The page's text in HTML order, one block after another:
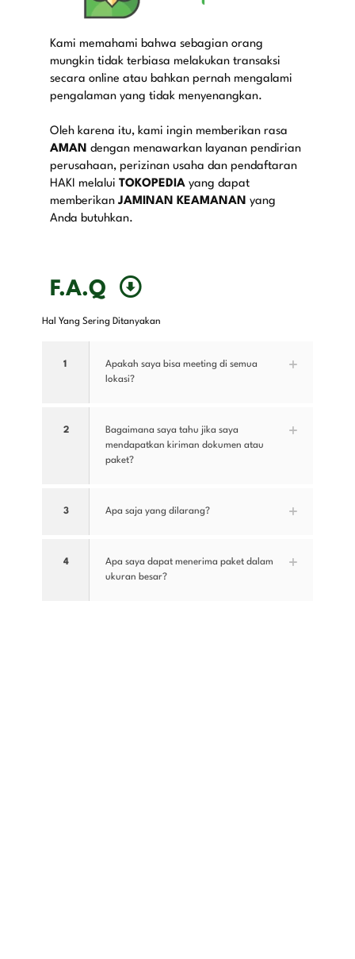
Kami memahami bahwa sebagian orang
mungkin tidak terbiasa melakukan transaksi
secara online atau bahkan pernah mengalami
pengalaman yang tidak menyenangkan.
Oleh karena itu, kami ingin memberikan rasa
AMAN dengan menawarkan layanan pendirian
perusahaan, perizinan usaha dan pendaftaran
HAKI melalui TOKOPEDIA yang dapat
memberikan JAMINAN KEAMANAN yang
Anda butuhkan.
F.A.Q
Hal Yang Sering Ditanyakan
1
Apakah saya bisa meeting di semua
lokasi?
2
Bagaimana saya tahu jika saya
mendapatkan kiriman dokumen atau
paket?
3 Apa saja yang dilarang?
4
Apa saya dapat menerima paket dalam
ukuran besar?